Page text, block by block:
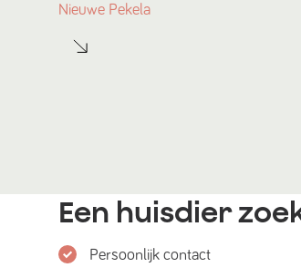
Nieuwe Pekela
Een huisdier
Persoonlijk contact